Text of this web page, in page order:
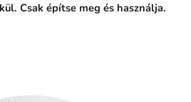
Csak építse meg és használja.